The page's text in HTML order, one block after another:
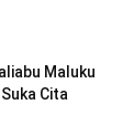
Maluku
Cita